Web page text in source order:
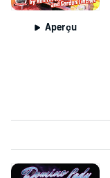
Aperçu